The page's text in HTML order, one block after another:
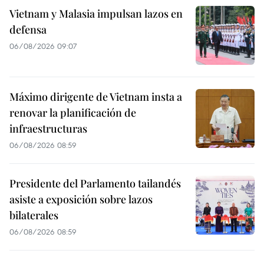
Vietnam y Malasia impulsan lazos en
defensa
06/08/2026 09:07
Máximo dirigente de Vietnam insta a
renovar la planificación de
infraestructuras
06/08/2026 08:59
Presidente del Parlamento tailandés
asiste a exposición sobre lazos
bilaterales
06/08/2026 08:59